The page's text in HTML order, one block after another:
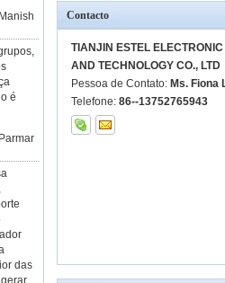
é
das
Contacto
TIANJIN ESTEL
AND TECHNOLOGY CO., LTD
Pessoa de Contato: Ms. Fiona
Telefone: 86--13752765943